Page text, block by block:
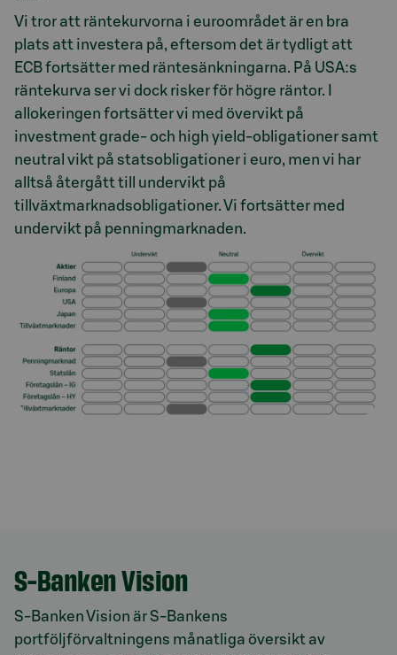
Vi tror att räntekurvorna i euroområdet är en bra
plats att investera på, eftersom det är tydligt att
ECB fortsätter med räntesänkningarna. På USA:s
räntekurva ser vi dock risker för högre räntor. I
allokeringen fortsätter vi med övervikt på
investment grade- och high yield-obligationer samt
neutral vikt på statsobligationer i euro, men vi har
alltså återgått till undervikt på
tillväxtmarknadsobligationer. Vi fortsätter med
undervikt på penningmarknaden.
S-Banken Vision
S-Banken Vision ärS-Bankens
portföljförvaltningens månatliga översikt av